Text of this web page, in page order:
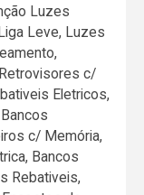
Luzes
Leve, Luzes
c/
Eletricos,
c/ Memória,
Bancos
Rebativeis,